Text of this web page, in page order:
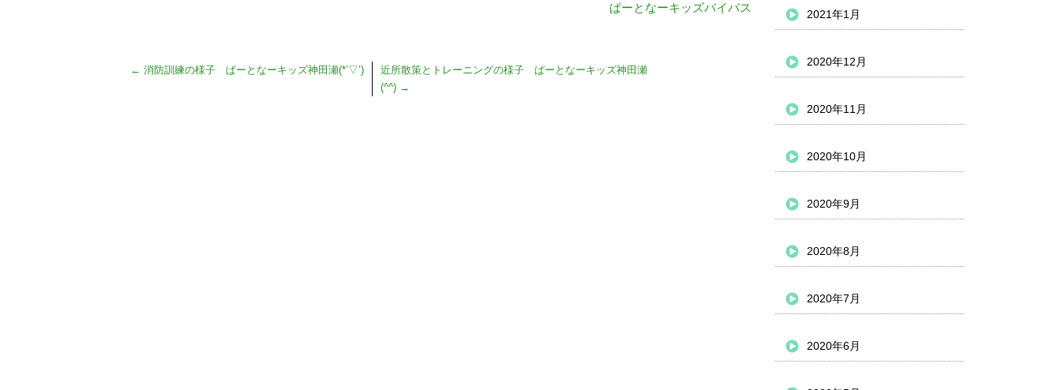
ぱーとなーキッズバイパス
← 消防訓練の様子 ぱーとなーキッズ神田瀬(*’▽’)
近所散策とトレーニングの様子 ぱーとなーキッズ神田瀬
(^^) →
2021年1月
2020年12月
2020年11月
2020年10月
2020年9月
2020年8月
2020年7月
2020年6月